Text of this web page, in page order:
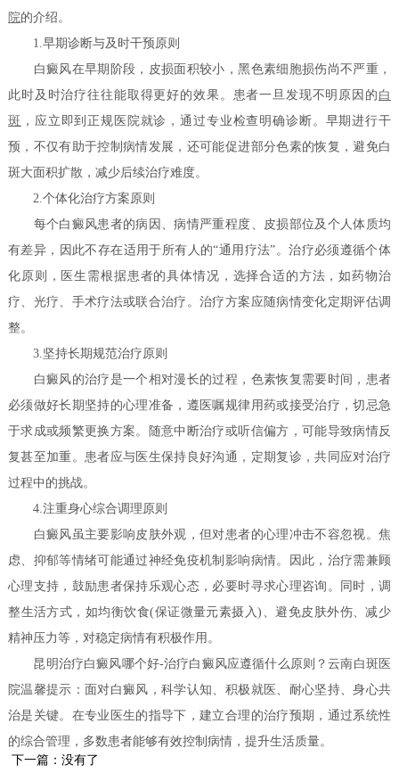
院的介绍。
1.早期诊断与及时干预原则
白癜风在早期阶段，皮损面积较小，黑色素细胞损伤尚不严重，
此时及时治疗往往能取得更好的效果。患者一旦发现不明原因的 白
斑 ，应立即到正规医院就诊，通过专业检查明确诊断。早期进行干
预，不仅有助于控制病情发展，还可能促进部分色素的恢复，避免白
斑大面积扩散，减少后续治疗难度。
2.个体化治疗方案原则
每个白癜风患者的病因、病情严重程度、皮损部位及个人体质均
有差异，因此不存在适用于所有人的“通用疗法”。治疗必须遵循个体
化原则，医生需根据患者的具体情况，选择合适的方法，如药物治
疗、光疗、手术疗法或联合治疗。治疗方案应随病情变化定期评估调
整。
3.坚持长期规范治疗原则
白癜风的治疗是一个相对漫长的过程，色素恢复需要时间，患者
必须做好长期坚持的心理准备，遵医嘱规律用药或接受治疗，切忌急
于求成或频繁更换方案。随意中断治疗或听信偏方，可能导致病情反
复甚至加重。患者应与医生保持良好沟通，定期复诊，共同应对治疗
过程中的挑战。
4.注重身心综合调理原则
白癜风虽主要影响皮肤外观，但对患者的心理冲击不容忽视。焦
虑、抑郁等情绪可能通过神经免疫机制影响病情。因此，治疗需兼顾
心理支持，鼓励患者保持乐观心态，必要时寻求心理咨询。同时，调
整生活方式，如均衡饮食(保证微量元素摄入)、避免皮肤外伤、减少
精神压力等，对稳定病情有积极作用。
昆明治疗白癜风哪个好-治疗白癜风应遵循什么原则？云南白斑医
院温馨提示：面对白癜风，科学认知、积极就医、耐心坚持、身心共
治是关键。在专业医生的指导下，建立合理的治疗预期，通过系统性
的综合管理，多数患者能够有效控制病情，提升生活质量。
下一篇：没有了